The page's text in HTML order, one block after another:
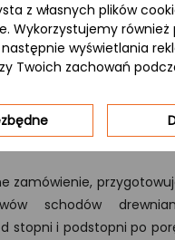
zamówienie,
schodów
stopni i podstopni po
z własnych plików
Wykorzystujemy
następnie wyświetlania
Twoich zachowań